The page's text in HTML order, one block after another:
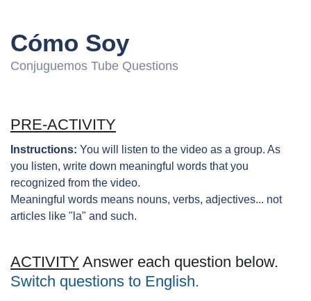
Cómo Soy
Conjuguemos Tube Questions
PRE-ACTIVITY
Instructions: You will listen to the video as a group. As
you listen, write down meaningful words that you
recognized from the video.
Meaningful words means nouns, verbs, adjectives... not
articles like "la" and such.
ACTIVITY Answer each question below.
Switch questions to English.